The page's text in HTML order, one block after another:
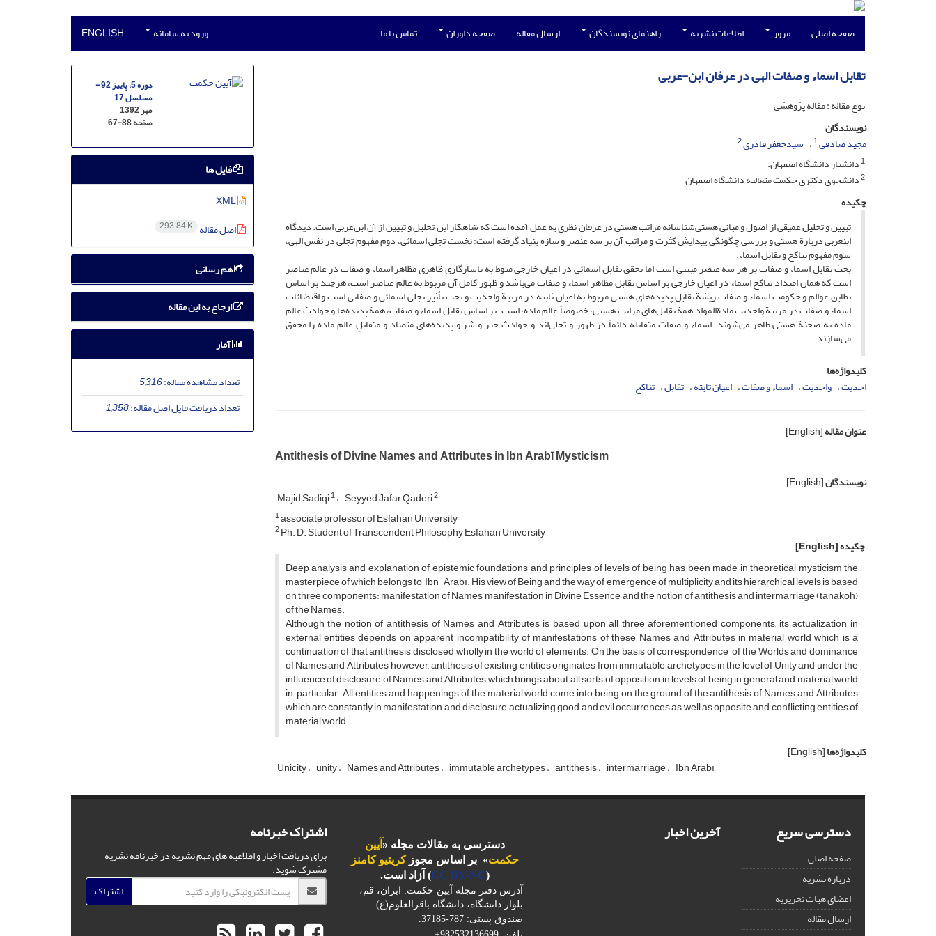
صفحه اصلی مرور اطلاعات نشریه راهنمای نویسندگان ارسال مقاله صفحه داوران تماس با ما ورود به سامانه ENGLISH
تقابل اسماء و صفات الهی در عرفان ابن-عربی
نوع مقاله : مقاله پژوهشی
نویسندگان
مجید صادقی1 سیدجعفر قادری2
1دانشیار دانشگاه اصفهان.
2دانشجوی دکتری حکمت متعالیه دانشگاه اصفهان
چکیده
تبیین و تحلیل عمیقی از اصول و مبانی هستی‌شناسانه مراتب هستی در عرفان نظری به عمل آمده است که شاهکار این تحلیل و تبیین از آن ابن‌عربی است. دیدگاه
ابن­عربی دربارة هستی و بررسی چگونگی پیدایش کثرت و مراتب آن بر سه عنصر و سازه بنیاد گرفته است: نخست تجلی اسمائی، دوم مفهوم تجلی در نفس الهی،
سوم مفهوم تناکح و تقابل اسماء.
بحث تقابل اسماء و صفات بر هر سه عنصر مبتنی است اما تحقق تقابل اسمائی در اعیان خارجی منوط به ناسازگاری ظاهری مظاهر اسماء و صفات در عالم عناصر
است که همان امتداد تناکح اسماء در اعیان خارجی بر اساس تقابل مظاهر اسماء و صفات می‌باشد و ظهور کامل آن مربوط به عالم عناصر است، هرچند بر اساس
تطابق عوالم و حکومت اسماء و صفات ریشة تقابل پدیده‌های هستی مربوط به اعیان ثابته در مرتبة واحدیت و تحت تأثیر تجلی اسمائی و صفاتی است و اقتضائات
اسماء و صفات در مرتبة واحدیت مادة‌المواد همة تقابل‌های مراتب هستی، خصوصاً عالم ماده، است. بر اساس تقابل اسماء و صفات، همة پدیده‌ها و حوادث عالم
ماده به صحنة هستی ظاهر می‌شوند. اسماء و صفات متقابله دائماً در ظهور و تجلی‌اند و حوادث خیر و شر و پدیده‌های متضاد و متقابلِ عالم ماده را محقق
می‌سازند.
کلیدواژه‌ها
احدیت واحدیت اسماء و صفات اعیان ثابته تقابل تناکح
عنوان مقاله[English]
Antithesis of Divine Names and Attributes in Ibn Arabī Mysticism
نویسندگان[English]
Majid Sadiqi1 Seyyed Jafar Qaderi2
1associate professor of Esfahan University
2Ph. D. Student of Transcendent Philosophy Esfahan University
چکیده[English]
Deep analysis and explanation of epistemic foundations and principles of levels of being has been made in theoretical mysticism the
masterpiece of which belongs to Ibn ʿArabī. His view of Being and the way of emergence of multiplicity and its hierarchical levels is based
on three components: manifestation of Names, manifestation in Divine Essence, and the notion of antithesis and intermarriage (tanakoh)
of the Names.
Although the notion of antithesis of Names and Attributes is based upon all three aforementioned components, its actualization in
external entities depends on apparent incompatibility of manifestations of these Names and Attributes in material world which is a
continuation of that antithesis disclosed wholly in the world of elements. On the basis of correspondence of the Worlds and dominance
of Names and Attributes, however, antithesis of existing entities originates from immutable archetypes in the level of Unity and under the
influence of disclosure of Names and Attributes which brings about all sorts of opposition in levels of being in general and material world
in particular. All entities and happenings of the material world come into being on the ground of the antithesis of Names and Attributes
which are constantly in manifestation and disclosure, actualizing good and evil occurrences as well as opposite and conflicting entities of
material world.
کلیدواژه‌ها[English]
Unicity unity Names and Attributes immutable archetypes antithesis intermarriage Ibn Arabī
دوره 5، پاییز 92 -
مسلسل 17
مهر 1392
صفحه67-88
فایل ها
XML
اصل مقاله 293.84 K
هم رسانی
ارجاع به این مقاله
آمار
تعداد مشاهده مقاله:5,316
تعداد دریافت فایل اصل مقاله:1,358
دسترسی سریع
صفحه اصلی
درباره نشریه
اعضای هیات تحریریه
ارسال مقاله
آخرین اخبار دسترسی به مقالات مجله «آیین
حکمت» بر اساس مجوزکریتیو کامنز
(
CC BY-NC) آزاد است.
آدرس دفتر مجله آیین حکمت: ایران، قم،
بلوار دانشگاه، دانشگاه باقرالعلوم(ع)
صندوق پستی: 787-37185.
اشتراک خبرنامه
برای دریافت اخبار و اطلاعیه های مهم نشریه در خبرنامه نشریه
مشترک شوید.
اشتراک